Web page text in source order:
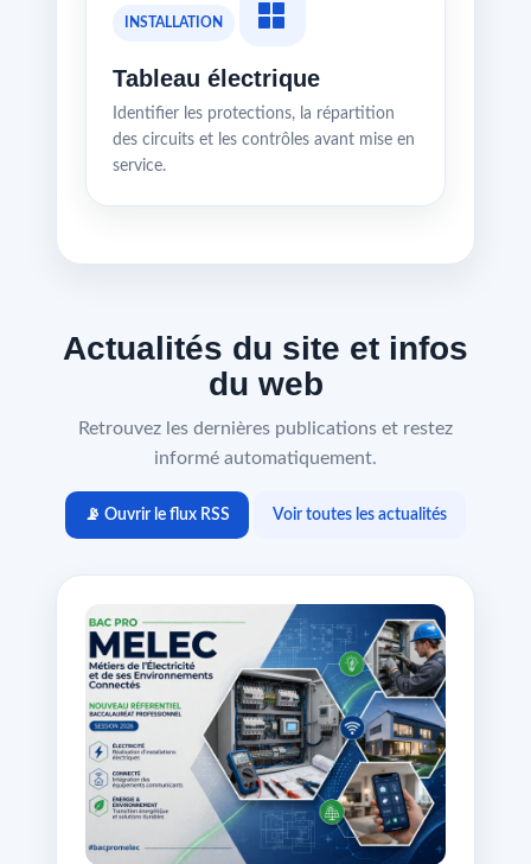
INSTALLATION
Tableau électrique
Identifier les protections, la répartition
des circuits et les contrôles avant mise en
service.
Actualités du site et infos
du web
Retrouvez les dernières publications et restez
informé automatiquement.
📡 Ouvrir le flux RSS Voir toutes les actualités